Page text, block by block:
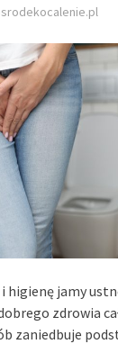
higienę jamy
zdrowia
zaniedbuje